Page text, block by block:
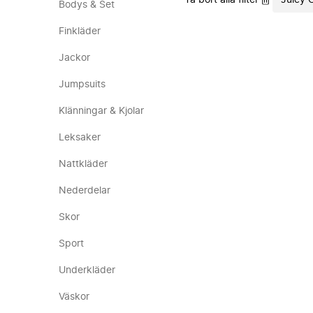
Bodys & Set
Finkläder
Jackor
Jumpsuits
Klänningar & Kjolar
Leksaker
Nattkläder
Nederdelar
Skor
Sport
Underkläder
Väskor